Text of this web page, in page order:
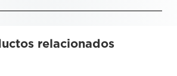
relacionados